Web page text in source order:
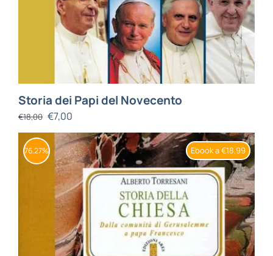
Storia dei Papi del Novecento
€18,00 €7,00
Ebook a €18,99
76.27%